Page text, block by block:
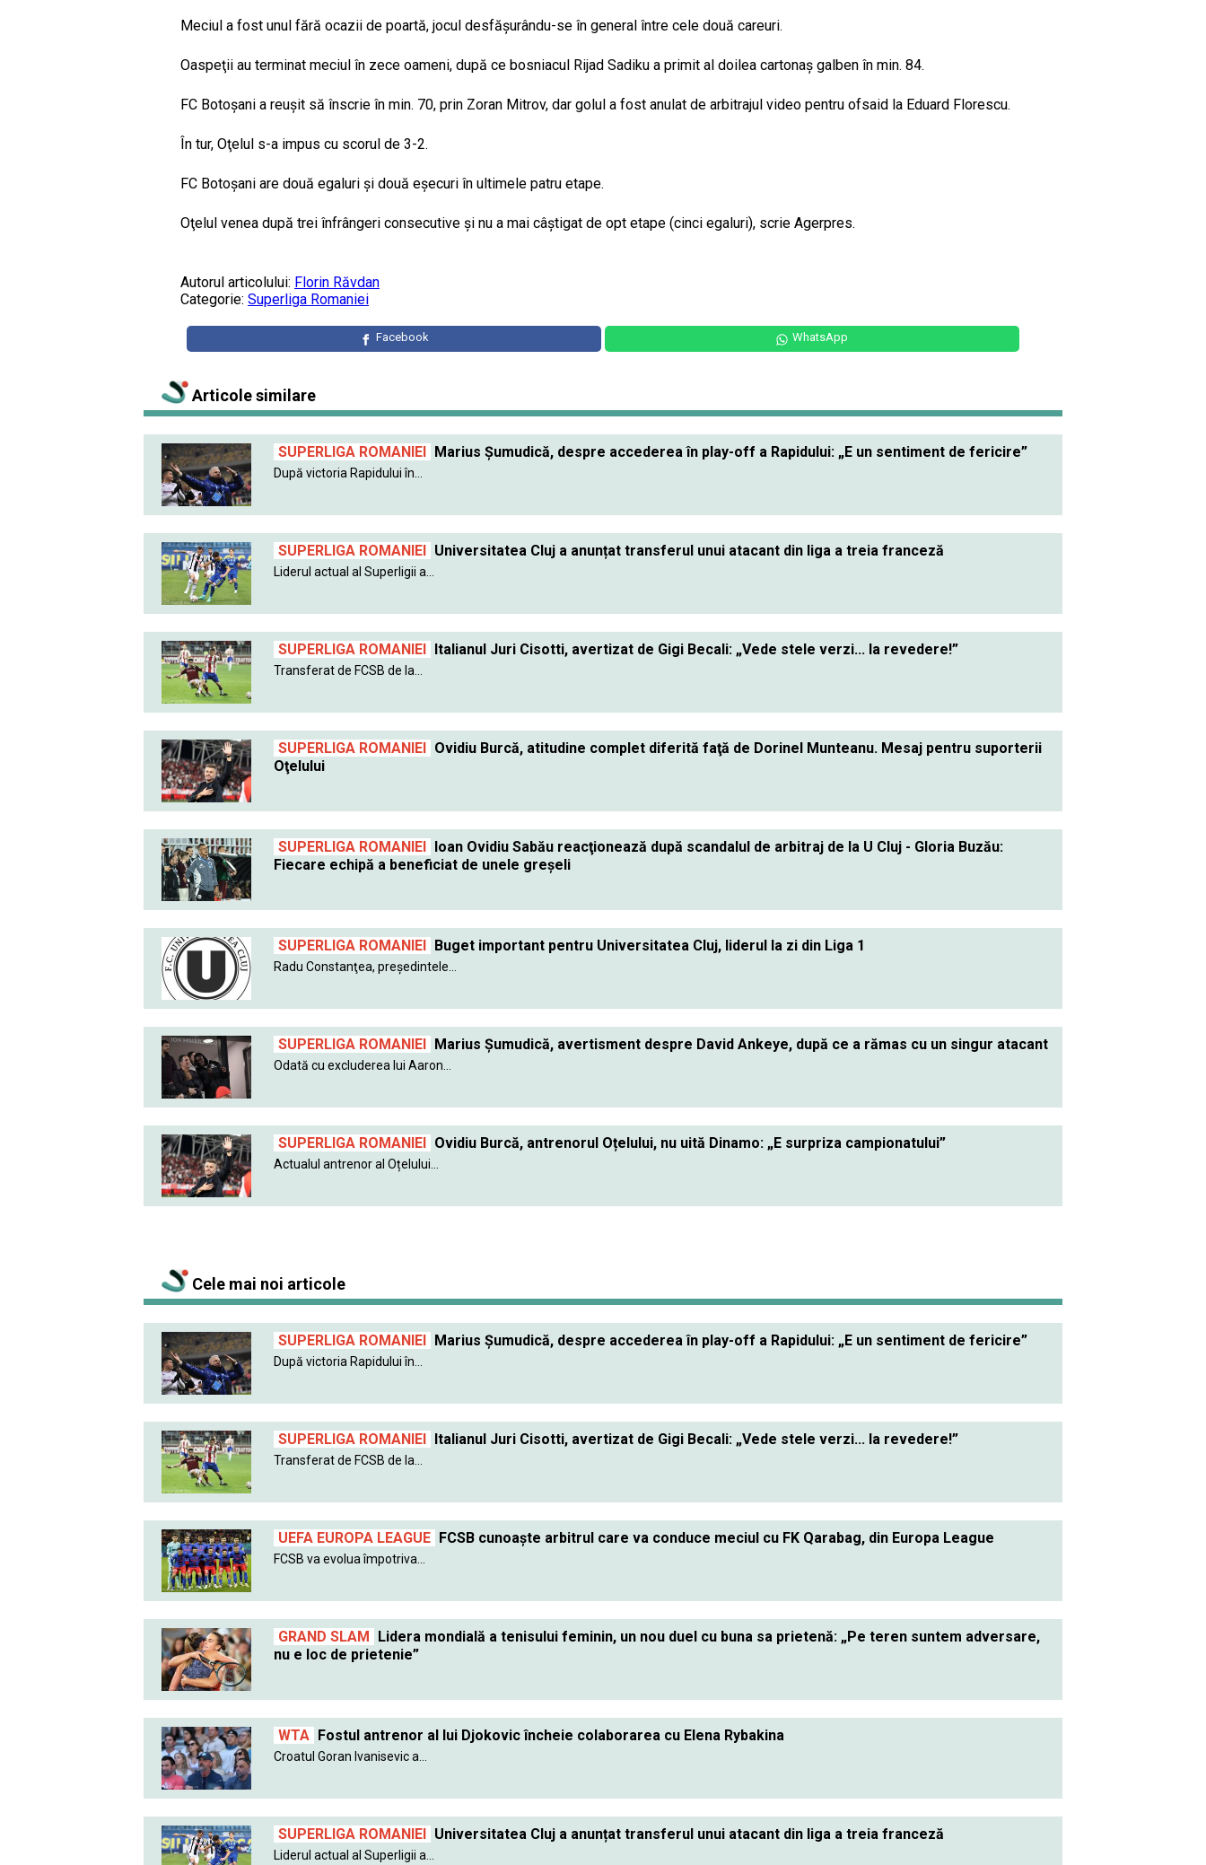
Meciul a fost unul fără ocazii de poartă, jocul desfăşurându-se în general între cele două careuri.
Oaspeţii au terminat meciul în zece oameni, după ce bosniacul Rijad Sadiku a primit al doilea cartonaş galben în min. 84.
FC Botoşani a reuşit să înscrie în min. 70, prin Zoran Mitrov, dar golul a fost anulat de arbitrajul video pentru ofsaid la Eduard Florescu.
În tur, Oţelul s-a impus cu scorul de 3-2.
FC Botoşani are două egaluri şi două eşecuri în ultimele patru etape.
Oţelul venea după trei înfrângeri consecutive şi nu a mai câştigat de opt etape (cinci egaluri), scrie Agerpres.
Autorul articolului: Florin Răvdan
Categorie: Superliga Romaniei
Facebook WhatsApp
Articole similare
SUPERLIGA ROMANIEI Marius Șumudică, despre accederea în play-off a Rapidului: „E un sentiment de fericire”
După victoria Rapidului în...
SUPERLIGA ROMANIEI Universitatea Cluj a anunțat transferul unui atacant din liga a treia franceză
Liderul actual al Superligii a...
SUPERLIGA ROMANIEI Italianul Juri Cisotti, avertizat de Gigi Becali: „Vede stele verzi... la revedere!”
Transferat de FCSB de la...
SUPERLIGA ROMANIEI Ovidiu Burcă, atitudine complet diferită faţă de Dorinel Munteanu. Mesaj pentru suporterii
Oţelului
SUPERLIGA ROMANIEI Ioan Ovidiu Sabău reacţionează după scandalul de arbitraj de la U Cluj - Gloria Buzău:
Fiecare echipă a beneficiat de unele greşeli
SUPERLIGA ROMANIEI Buget important pentru Universitatea Cluj, liderul la zi din Liga 1
Radu Constanţea, preşedintele...
SUPERLIGA ROMANIEI Marius Şumudică, avertisment despre David Ankeye, după ce a rămas cu un singur atacant
Odată cu excluderea lui Aaron...
SUPERLIGA ROMANIEI Ovidiu Burcă, antrenorul Oțelului, nu uită Dinamo: „E surpriza campionatului”
Actualul antrenor al Oțelului...
Cele mai noi articole
SUPERLIGA ROMANIEI Marius Șumudică, despre accederea în play-off a Rapidului: „E un sentiment de fericire”
După victoria Rapidului în...
SUPERLIGA ROMANIEI Italianul Juri Cisotti, avertizat de Gigi Becali: „Vede stele verzi... la revedere!”
Transferat de FCSB de la...
UEFA EUROPA LEAGUE FCSB cunoaște arbitrul care va conduce meciul cu FK Qarabag, din Europa League
FCSB va evolua împotriva...
GRAND SLAM Lidera mondială a tenisului feminin, un nou duel cu buna sa prietenă: „Pe teren suntem adversare,
nu e loc de prietenie”
WTA Fostul antrenor al lui Djokovic încheie colaborarea cu Elena Rybakina
Croatul Goran Ivanisevic a...
SUPERLIGA ROMANIEI Universitatea Cluj a anunțat transferul unui atacant din liga a treia franceză
Liderul actual al Superligii a...